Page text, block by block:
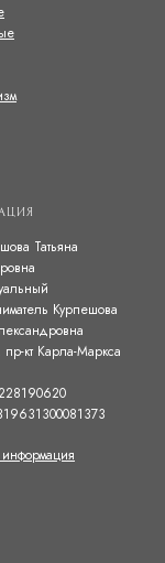
Татьяна
Курпешова
кт Карла-Маркса